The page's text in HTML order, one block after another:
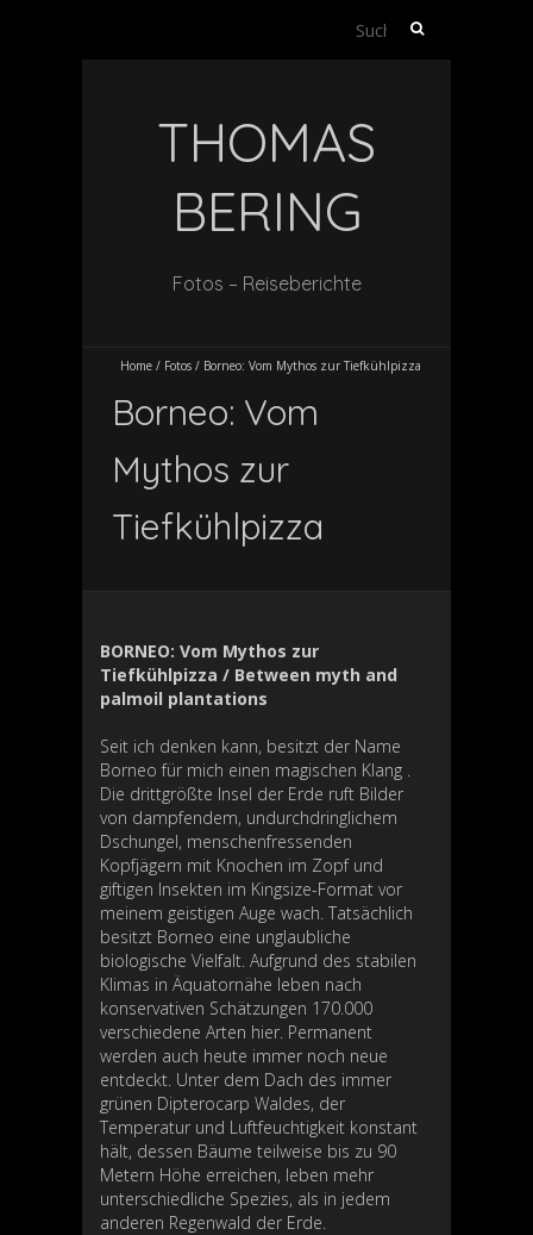
Suche
THOMAS
BERING
Fotos – Reiseberichte
Home / Fotos / Borneo: Vom Mythos zur Tiefkühlpizza
Borneo: Vom
Mythos zur
Tiefkühlpizza
BORNEO: Vom Mythos zur
Tiefkühlpizza / Between myth and
palmoil plantations
Seit ich denken kann, besitzt der Name
Borneo für mich einen magischen Klang .
Die drittgrößte Insel der Erde ruft Bilder
von dampfendem, undurchdringlichem
Dschungel, menschenfressenden
Kopfjägern mit Knochen im Zopf und
giftigen Insekten im Kingsize-Format vor
meinem geistigen Auge wach. Tatsächlich
besitzt Borneo eine unglaubliche
biologische Vielfalt. Aufgrund des stabilen
Klimas in Äquatornähe leben nach
konservativen Schätzungen 170.000
verschiedene Arten hier. Permanent
werden auch heute immer noch neue
entdeckt. Unter dem Dach des immer
grünen Dipterocarp Waldes, der
Temperatur und Luftfeuchtigkeit konstant
hält, dessen Bäume teilweise bis zu 90
Metern Höhe erreichen, leben mehr
unterschiedliche Spezies, als in jedem
anderen Regenwald der Erde.